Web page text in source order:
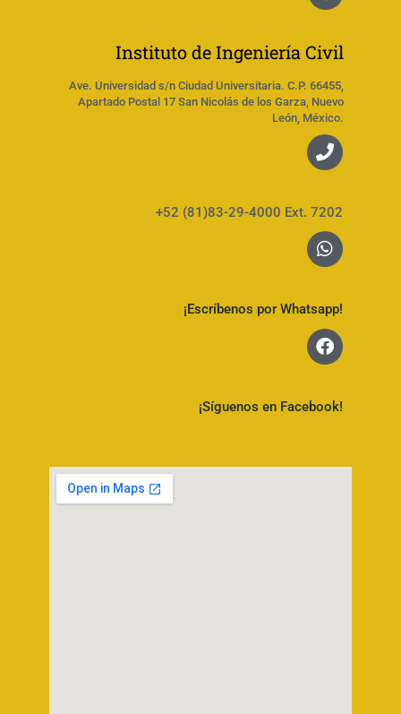
Instituto de Ingeniería Civil
Ave. Universidad s/n Ciudad Universitaria. C.P. 66455,
Apartado Postal 17 San Nicolás de los Garza, Nuevo
León, México.
+52 (81)83-29-4000 Ext. 7202
¡Escríbenos por Whatsapp!
¡Síguenos en Facebook!